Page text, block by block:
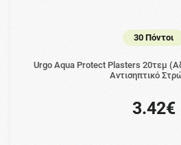
30 Πόντοι
Urgo Aqua Protect Plasters 20τεμ
Αντισηπτικό
3.42€